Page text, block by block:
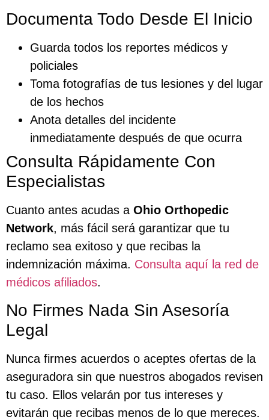
Documenta Todo Desde El Inicio
Guarda todos los reportes médicos y
policiales
Toma fotografías de tus lesiones y del lugar
de los hechos
Anota detalles del incidente
inmediatamente después de que ocurra
Consulta Rápidamente Con
Especialistas
Cuanto antes acudas a Ohio Orthopedic
Network, más fácil será garantizar que tu
reclamo sea exitoso y que recibas la
indemnización máxima. Consulta aquí la red de
médicos afiliados.
No Firmes Nada Sin Asesoría
Legal
Nunca firmes acuerdos o aceptes ofertas de la
aseguradora sin que nuestros abogados revisen
tu caso. Ellos velarán por tus intereses y
evitarán que recibas menos de lo que mereces.